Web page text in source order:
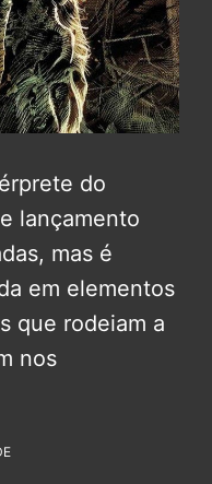
do
lançamento
mas é
em elementos
que rodeiam a
nos